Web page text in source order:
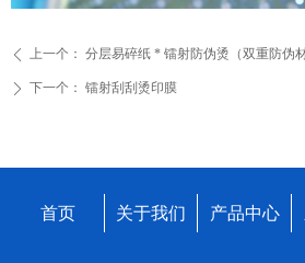
ꄴ 上一个： 分层易碎纸 * 镭射防伪烫（双重防伪材
ꄲ 下一个： 镭射刮刮烫印膜
首页 关于我们 产品中心